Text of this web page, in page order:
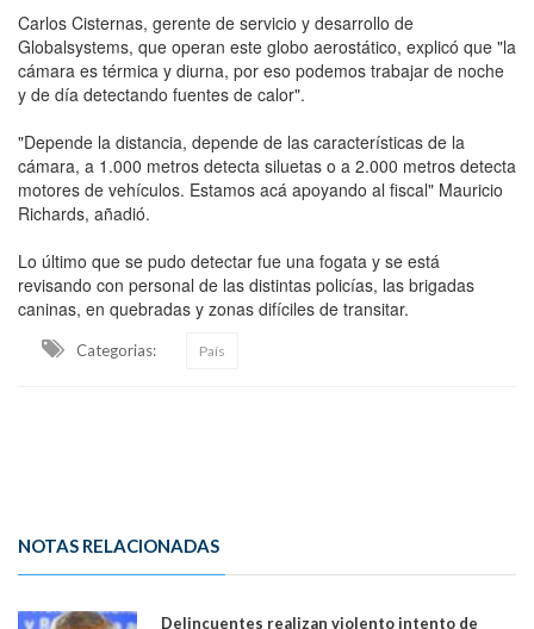
Carlos Cisternas, gerente de servicio y desarrollo de
Globalsystems, que operan este globo aerostático, explicó que "la
cámara es térmica y diurna, por eso podemos trabajar de noche
y de día detectando fuentes de calor".
"Depende la distancia, depende de las características de la
cámara, a 1.000 metros detecta siluetas o a 2.000 metros detecta
motores de vehículos. Estamos acá apoyando al fiscal" Mauricio
Richards, añadió.
Lo último que se pudo detectar fue una fogata y se está
revisando con personal de las distintas policías, las brigadas
caninas, en quebradas y zonas difíciles de transitar.
Categorias: País
NOTAS RELACIONADAS
Delincuentes realizan violento intento de